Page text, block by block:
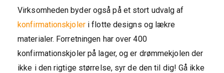
Virksomheden byder også på et stort udvalg af
konfirmationskjoleri flotte designs og lækre
materialer. Forretningen har over 400
konfirmationskjoler på lager, og er drømmekjolen der
ikke i den rigtige størrelse, syr de den til dig! Gå ikke